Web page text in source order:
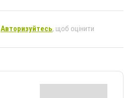
Авторизуйтесь, щоб оцінити